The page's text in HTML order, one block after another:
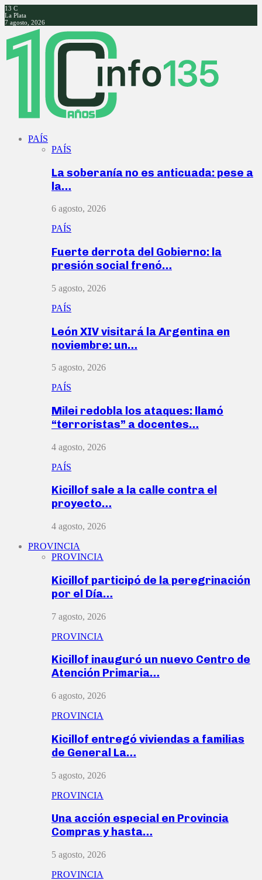
13 C
La Plata
7 agosto, 2026
Facebook
Twitter
Instagram
Youtube
PAÍS
PAÍS
La soberanía no es anticuada: pese a
la…
6 agosto, 2026
PAÍS
Fuerte derrota del Gobierno: la
presión social frenó…
5 agosto, 2026
PAÍS
León XIV visitará la Argentina en
noviembre: un…
5 agosto, 2026
PAÍS
Milei redobla los ataques: llamó
“terroristas” a docentes…
4 agosto, 2026
PAÍS
Kicillof sale a la calle contra el
proyecto…
4 agosto, 2026
PROVINCIA
PROVINCIA
Kicillof participó de la peregrinación
por el Día…
7 agosto, 2026
PROVINCIA
Kicillof inauguró un nuevo Centro de
Atención Primaria…
6 agosto, 2026
PROVINCIA
Kicillof entregó viviendas a familias
de General La…
5 agosto, 2026
PROVINCIA
Una acción especial en Provincia
Compras y hasta…
5 agosto, 2026
PROVINCIA